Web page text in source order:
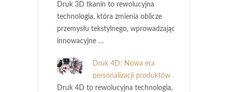
Druk 3D tkanin to rewolucyjna
technologia, która zmienia oblicze
przemysłu tekstylnego, wprowadzając
innowacyjne …
Druk 4D: Nowa era
personalizacji produktów
Druk 4D to rewolucyjna technologia,